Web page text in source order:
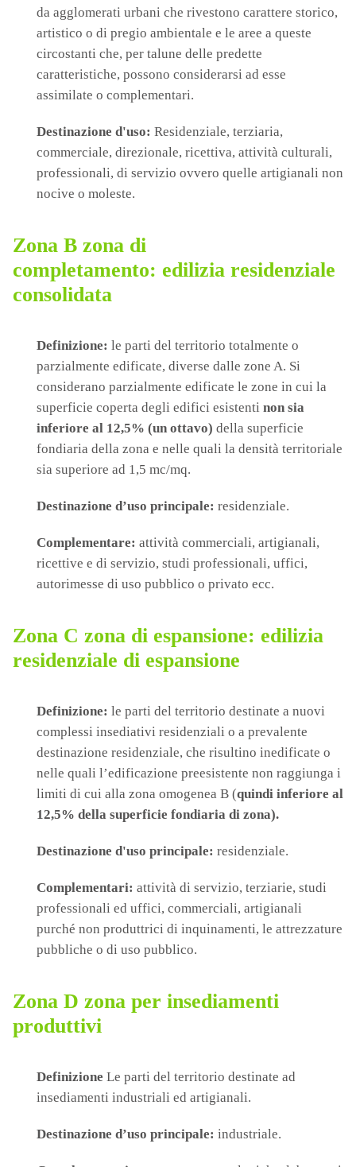
da agglomerati urbani che rivestono carattere storico,
artistico o di pregio ambientale e le aree a queste
circostanti che, per talune delle predette
caratteristiche, possono considerarsi ad esse
assimilate o complementari.
Destinazione d'uso: Residenziale, terziaria,
commerciale, direzionale, ricettiva, attività culturali,
professionali, di servizio ovvero quelle artigianali non
nocive o moleste.
Zona B zona di
completamento: edilizia residenziale
consolidata
Definizione: le parti del territorio totalmente o
parzialmente edificate, diverse dalle zone A. Si
considerano parzialmente edificate le zone in cui la
superficie coperta degli edifici esistenti non sia
inferiore al 12,5% (un ottavo) della superficie
fondiaria della zona e nelle quali la densità territoriale
sia superiore ad 1,5 mc/mq.
Destinazione d’uso principale: residenziale.
Complementare: attività commerciali, artigianali,
ricettive e di servizio, studi professionali, uffici,
autorimesse di uso pubblico o privato ecc.
Zona C zona di espansione: edilizia
residenziale di espansione
Definizione: le parti del territorio destinate a nuovi
complessi insediativi residenziali o a prevalente
destinazione residenziale, che risultino inedificate o
nelle quali l’edificazione preesistente non raggiunga i
limiti di cui alla zona omogenea B (quindi inferiore al
12,5% della superficie fondiaria di zona).
Destinazione d'uso principale: residenziale.
Complementari: attività di servizio, terziarie, studi
professionali ed uffici, commerciali, artigianali
purché non produttrici di inquinamenti, le attrezzature
pubbliche o di uso pubblico.
Zona D zona per insediamenti
produttivi
Definizione Le parti del territorio destinate ad
insediamenti industriali ed artigianali.
Destinazione d’uso principale: industriale.